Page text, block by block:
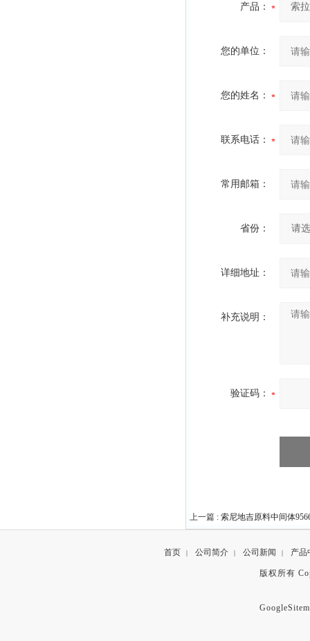
产品：
您的单位：
您的姓名：
联系电话：
常用邮箱：
省份：
详细地址：
补充说明：
验证码：
上一篇 : 索尼地吉原料中间体
首页 | 公司简介 | 公司新闻 | 产品
版权所有